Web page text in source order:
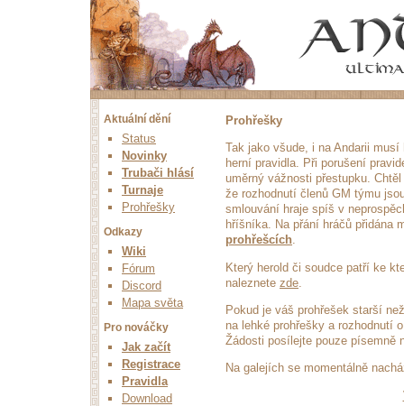
Aktuální dění
Status
Novinky
Trubači hlásí
Turnaje
Prohřešky
Odkazy
Wiki
Fórum
Discord
Mapa světa
Pro nováčky
Jak začít
Registrace
Pravidla
Download
Prohřešky
Tak jako všude, i na Andarii musí
herní pravidla. Při porušení
uměrný vážnosti přestupku.
že rozhodnutí členů GM týmu
smlouvání hraje spíš v
hříšníka. Na přání hráčů přidána
prohřešcích.
Který herold či soudce patří ke
naleznete zde
Pokud je váš prohřešek starší
na lehké prohřešky a rozhodnutí
Žádosti posílejte pouze písemně
Na galejích se momentálně